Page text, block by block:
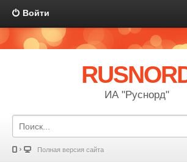
Войти
ИА "Руснорд"
Полная версия сайта